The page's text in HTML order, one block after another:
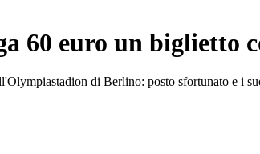
60 euro un biglietto
di Berlino: posto sfortunato e i